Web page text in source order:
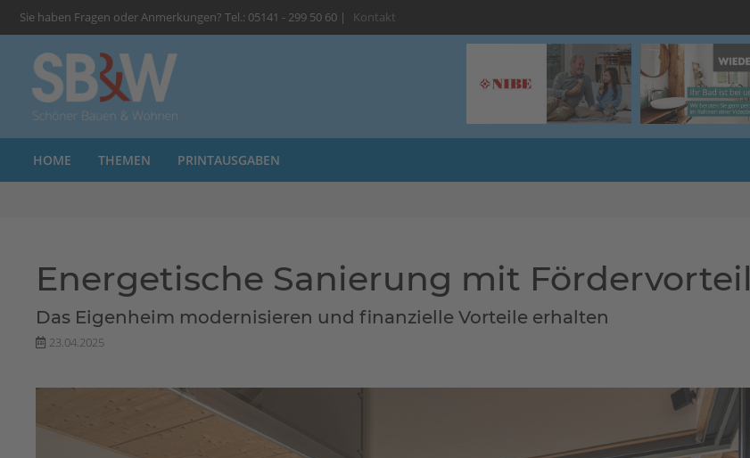
Sie haben Fragen oder Anmerkungen? Tel.: 05141 - 299 50 60 | Kontakt
HOME THEMEN PRINTAUSGABEN
Energetische Sanierung mit Fördervorteil
Das Eigenheim modernisieren und finanzielle Vorteile erhalten
23.04.2025